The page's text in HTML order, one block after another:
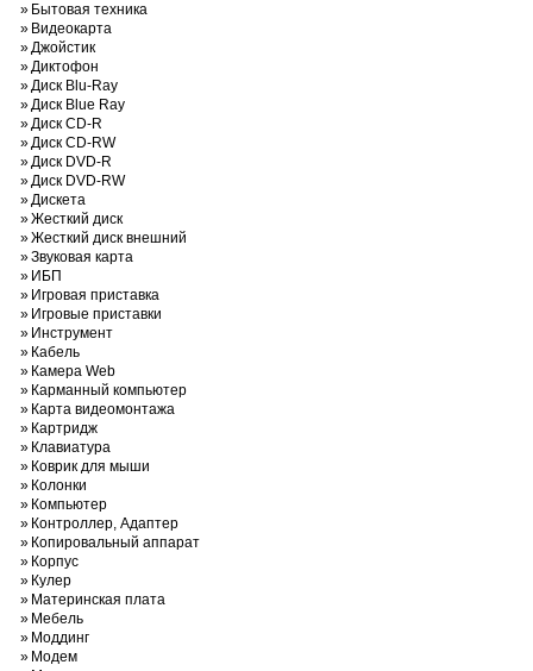
» Бытовая техника
» Видеокарта
»Джойстик
»Диктофон
»Диск Blu-Ray
»Диск Blue Ray
»Диск CD-R
»Диск CD-RW
»Диск DVD-R
»Диск DVD-RW
»Дискета
»Жесткий диск
»Жесткий диск внешний
»Звуковая карта
» ИБП
» Игровая приставка
» Игровые приставки
» Инструмент
» Кабель
» Камера Web
» Карманный компьютер
» Карта видеомонтажа
» Картридж
» Клавиатура
» Коврик для мыши
» Колонки
» Компьютер
» Контроллер, Адаптер
» Копировальный аппарат
» Корпус
» Кулер
» Материнская плата
» Мебель
» Моддинг
» Модем